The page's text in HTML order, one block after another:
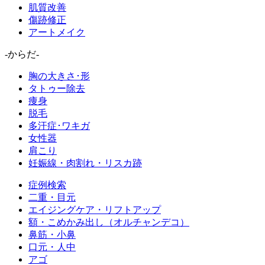
肌質改善
傷跡修正
アートメイク
-からだ-
胸の大きさ･形
タトゥー除去
痩身
脱毛
多汗症･ワキガ
女性器
肩こり
妊娠線・肉割れ・リスカ跡
症例検索
二重・目元
エイジングケア・リフトアップ
額・こめかみ出し（オルチャンデコ）
鼻筋・小鼻
口元・人中
アゴ